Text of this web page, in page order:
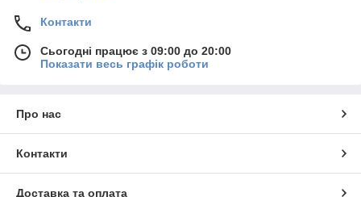
Контакти
Сьогодні працює з 09:00 до 20:00
Показати весь графік роботи
Про нас
Контакти
Доставка та оплата